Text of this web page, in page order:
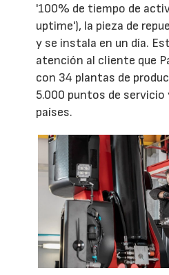
'100% de tiempo de
uptime'), la pieza de
y se instala en un día.
atención al cliente que
con 34 plantas de
5.000 puntos de
países.